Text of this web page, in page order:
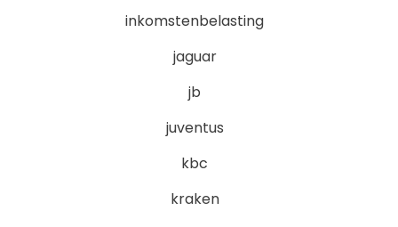
inkomstenbelasting
jaguar
jb
juventus
kbc
kraken